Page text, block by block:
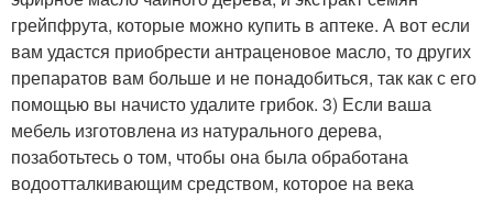
грейпфрута, которые можно купить в аптеке. А вот если
вам удастся приобрести антраценовое масло, то других
препаратов вам больше и не понадобиться, так как с его
помощью вы начисто удалите грибок. 3) Если ваша
мебель изготовлена из натурального дерева,
позаботьтесь о том, чтобы она была обработана
водоотталкивающим средством, которое на века